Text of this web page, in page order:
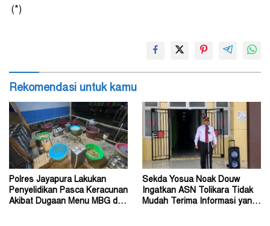
(*)
Rekomendasi untuk kamu
Polres Jayapura Lakukan
Penyelidikan Pasca Keracunan
Akibat Dugaan Menu MBG di
Sekda Yosua Noak Douw
Ingatkan ASN Tolikara Tidak
Mudah Terima Informasi yang